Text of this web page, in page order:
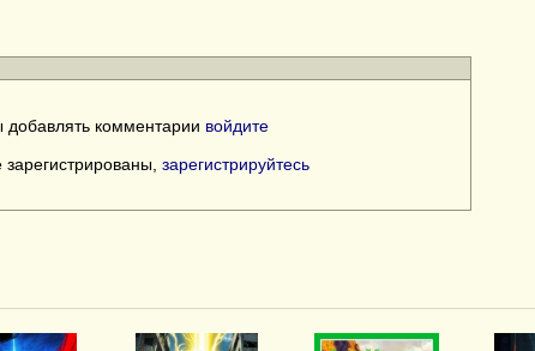
добавлять комментарии войдите
зарегистрируйтесь